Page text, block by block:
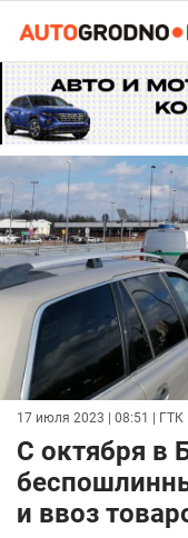
17 июля 2023 | 08:51 | ГТК
С октября в
и ввоз